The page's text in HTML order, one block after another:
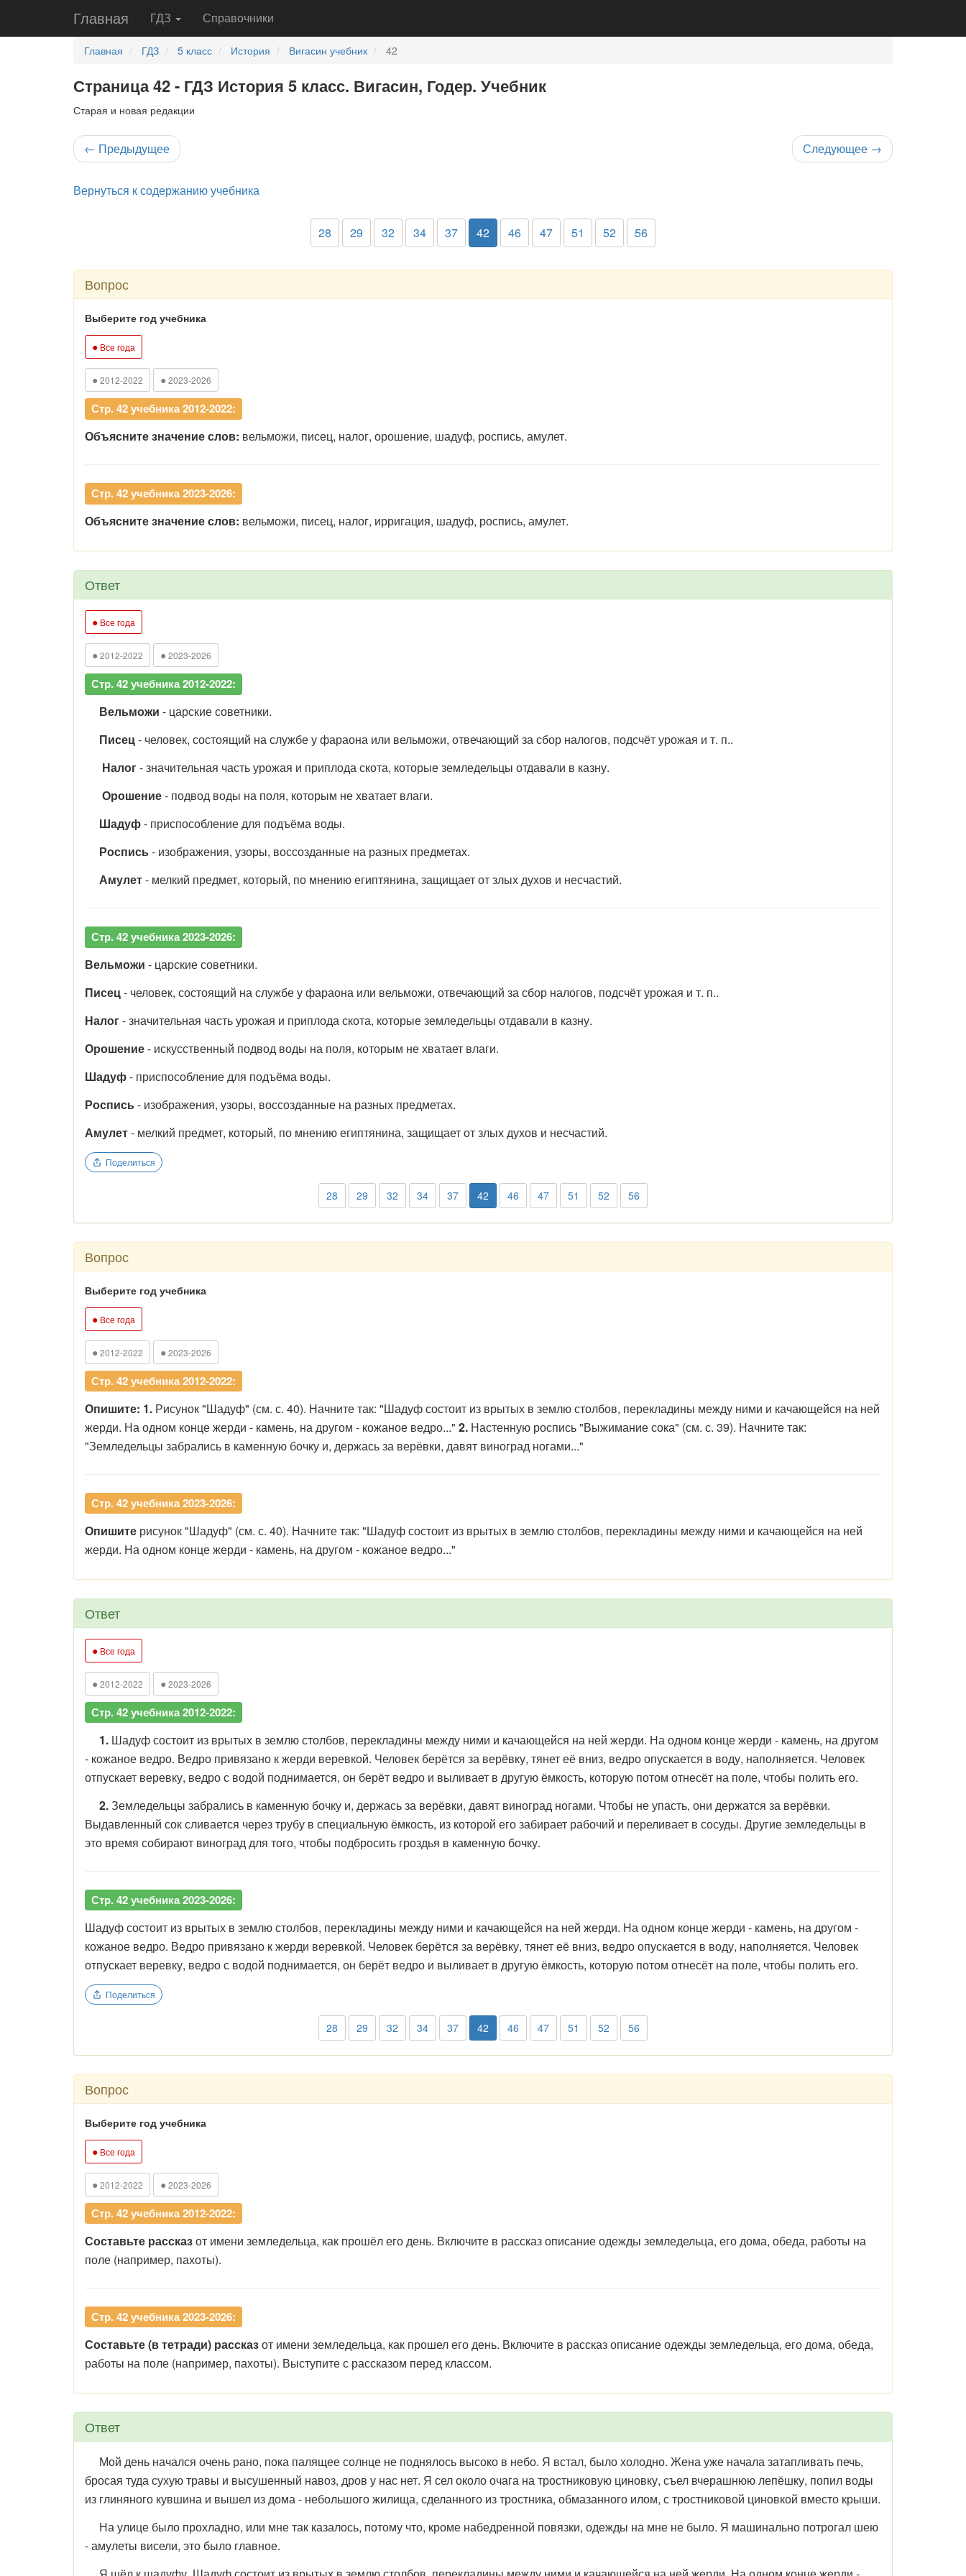
Главная ГДЗ Справочники
Главная ГДЗ 5 класс История Вигасин учебник 42
Страница 42 - ГДЗ История 5 класс. Вигасин, Годер. Учебник
Старая и новая редакции
← Предыдущее Следующее →
Вернуться к содержанию учебника
28 29 32 34 37 42 46 47 51 52 56
Вопрос
Выберите год учебника
● Все года
● 2012-2022 ● 2023-2026
Стр. 42 учебника 2012-2022:
Объясните значение слов: вельможи, писец, налог, орошение, шадуф, роспись, амулет.
Стр. 42 учебника 2023-2026:
Объясните значение слов: вельможи, писец, налог, ирригация, шадуф, роспись, амулет.
Ответ
● Все года
● 2012-2022 ● 2023-2026
Стр. 42 учебника 2012-2022:
Вельможи - царские советники.
Писец- человек, состоящий на службе у фараона или вельможи, отвечающий за сбор налогов, подсчёт урожая и т. п..
Налог- значительная часть урожая и приплода скота, которые земледельцы отдавали в казну.
Орошение- подвод воды на поля, которым не хватает влаги.
Шадуф- приспособление для подъёма воды.
Роспись- изображения, узоры, воссозданные на разных предметах.
Амулет- мелкий предмет, который, по мнению египтянина, защищает от злых духов и несчастий.
Стр. 42 учебника 2023-2026:
Вельможи - царские советники.
Писец- человек, состоящий на службе у фараона или вельможи, отвечающий за сбор налогов, подсчёт урожая и т. п..
Налог- значительная часть урожая и приплода скота, которые земледельцы отдавали в казну.
Орошение- искусственный подвод воды на поля, которым не хватает влаги.
Шадуф- приспособление для подъёма воды.
Роспись- изображения, узоры, воссозданные на разных предметах.
Амулет- мелкий предмет, который, по мнению египтянина, защищает от злых духов и несчастий.
Поделиться
28 29 32 34 37 42 46 47 51 52 56
Вопрос
Выберите год учебника
● Все года
● 2012-2022 ● 2023-2026
Стр. 42 учебника 2012-2022:
Опишите: 1. Рисунок "Шадуф" (см. с. 40). Начните так: "Шадуф состоит из врытых в землю столбов, перекладины между ними и качающейся на ней
жерди. На одном конце жерди - камень, на другом - кожаное ведро..." 2. Настенную роспись "Выжимание сока" (см. с. 39). Начните так:
"Земледельцы забрались в каменную бочку и, держась за верёвки, давят виноград ногами..."
Стр. 42 учебника 2023-2026:
Опишите рисунок "Шадуф" (см. с. 40). Начните так: "Шадуф состоит из врытых в землю столбов, перекладины между ними и качающейся на ней
жерди. На одном конце жерди - камень, на другом - кожаное ведро..."
Ответ
● Все года
● 2012-2022 ● 2023-2026
Стр. 42 учебника 2012-2022:
1. Шадуф состоит из врытых в землю столбов, перекладины между ними и качающейся на ней жерди. На одном конце жерди - камень, на другом
- кожаное ведро. Ведро привязано к жерди веревкой. Человек берётся за верёвку, тянет её вниз, ведро опускается в воду, наполняется. Человек
отпускает веревку, ведро с водой поднимается, он берёт ведро и выливает в другую ёмкость, которую потом отнесёт на поле, чтобы полить его.
2.Земледельцы забрались в каменную бочку и, держась за верёвки, давят виноград ногами. Чтобы не упасть, они держатся за верёвки.
Выдавленный сок сливается через трубу в специальную ёмкость, из которой его забирает рабочий и переливает в сосуды. Другие земледельцы в
это время собирают виноград для того, чтобы подбросить гроздья в каменную бочку.
Стр. 42 учебника 2023-2026:
Шадуф состоит из врытых в землю столбов, перекладины между ними и качающейся на ней жерди. На одном конце жерди - камень, на другом -
кожаное ведро. Ведро привязано к жерди веревкой. Человек берётся за верёвку, тянет её вниз, ведро опускается в воду, наполняется. Человек
отпускает веревку, ведро с водой поднимается, он берёт ведро и выливает в другую ёмкость, которую потом отнесёт на поле, чтобы полить его.
Поделиться
28 29 32 34 37 42 46 47 51 52 56
Вопрос
Выберите год учебника
● Все года
● 2012-2022 ● 2023-2026
Стр. 42 учебника 2012-2022:
Составьте рассказот имени земледельца, как прошёл его день. Включите в рассказ описание одежды земледельца, его дома, обеда, работы на
поле (например, пахоты).
Стр. 42 учебника 2023-2026:
Составьте (в тетради) рассказот имени земледельца, как прошел его день. Включите в рассказ описание одежды земледельца, его дома, обеда,
работы на поле (например, пахоты). Выступите с рассказом перед классом.
Ответ
Мой день начался очень рано, пока палящее солнце не поднялось высоко в небо. Я встал, было холодно. Жена уже начала затапливать печь,
бросая туда сухую травы и высушенный навоз, дров у нас нет. Я сел около очага на тростниковую циновку, съел вчерашнюю лепёшку, попил воды
из глиняного кувшина и вышел из дома - небольшого жилища, сделанного из тростника, обмазанного илом, с тростниковой циновкой вместо крыши.
На улице было прохладно, или мне так казалось, потому что, кроме набедренной повязки, одежды на мне не было. Я машинально потрогал шею
- амулеты висели, это было главное.